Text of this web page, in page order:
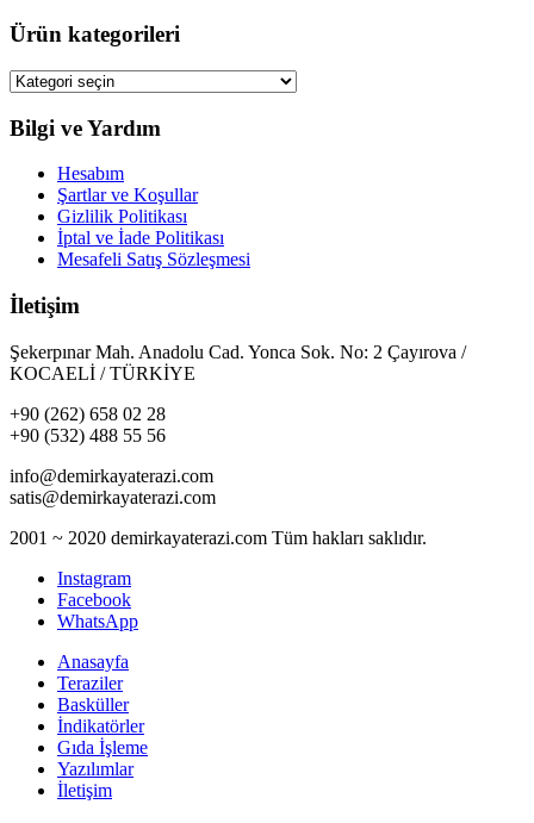
Ürün kategorileri
Bilgi ve Yardım
Hesabım
Şartlar ve Koşullar
Gizlilik Politikası
İptal ve İade Politikası
Mesafeli Satış Sözleşmesi
İletişim
Şekerpınar Mah. Anadolu Cad. Yonca Sok. No: 2 Çayırova /
KOCAELİ / TÜRKİYE
+90 (262) 658 02 28
+90 (532) 488 55 56
info@demirkayaterazi.com
satis@demirkayaterazi.com
2001 ~ 2020 demirkayaterazi.com Tüm hakları saklıdır.
Instagram
Facebook
WhatsApp
Anasayfa
Teraziler
Basküller
İndikatörler
Gıda İşleme
Yazılımlar
İletişim